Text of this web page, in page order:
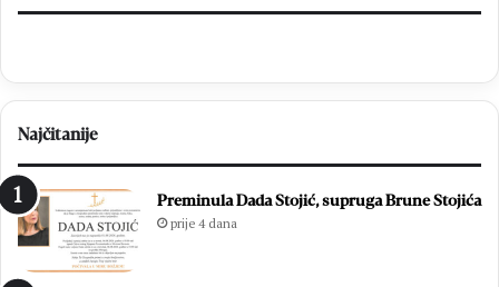
Najčitanije
Preminula Dada Stojić, supruga Brune Stojića
prije 4 dana